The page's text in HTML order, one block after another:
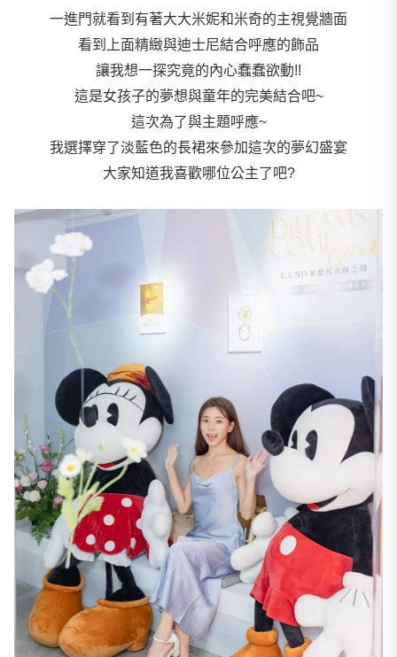
一進門就看到有著大大米妮和米奇的主視覺牆面
看到上面精緻與迪士尼結合呼應的飾品
讓我想一探究竟的內心蠢蠢欲動!!
這是女孩子的夢想與童年的完美結合吧~
這次為了與主題呼應~
我選擇穿了淡藍色的長裙來參加這次的夢幻盛宴
大家知道我喜歡哪位公主了吧?